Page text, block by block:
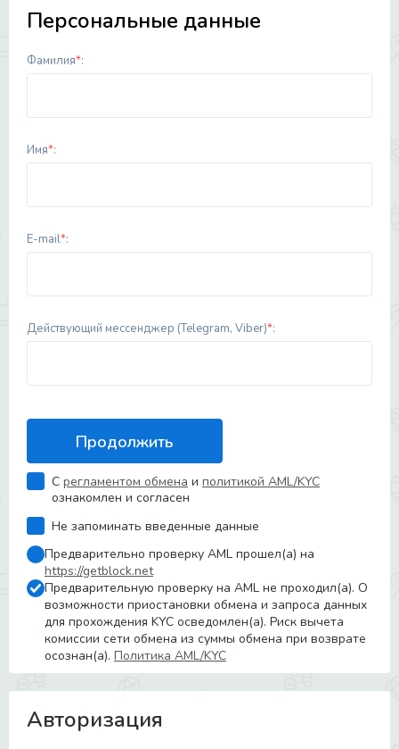
Персональные данные
Фамилия*:
Имя*:
E-mail*:
Действующий мессенджер (Telegram, Viber)*:
С регламентом обмена и политикой AML/KYC
ознакомлен и согласен
Не запоминать введенные данные
Предварительно проверку AML прошел(а) на
https://getblock.net
Предварительную проверку на AML не проходил(а). О
возможности приостановки обмена и запроса данных
для прохождения KYC осведомлен(а). Риск вычета
комиссии сети обмена из суммы обмена при возврате
осознан(а). Политика AML/KYC
Авторизация